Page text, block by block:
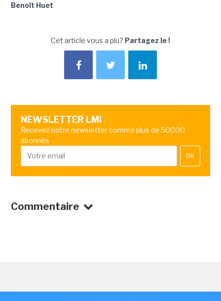
Benoît Huet
Cet article vous a plu? Partagez le !
NEWSLETTER LMI
Recevez notre newsletter comme plus de 50000
abonnés
OK
Commentaire